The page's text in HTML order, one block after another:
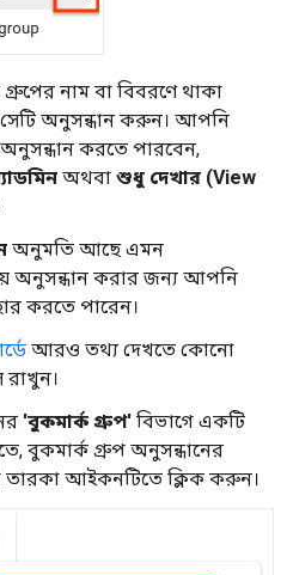
গ্রুপের নাম বা বিবরণে থাকা
সেটি অনুসন্ধান করুন। আপনি
করতে পারবেন,
অথবা শুধু দেখার (View
অনুমতি আছে এমন
অনুসন্ধান করার জন্য আপনি
করতে পারেন।
আরও তথ্য দেখতে কোনো
'বুকমার্ক গ্রুপ' বিভাগে একটি
বুকমার্ক গ্রুপ অনুসন্ধানের
আইকনটিতে ক্লিক করুন।